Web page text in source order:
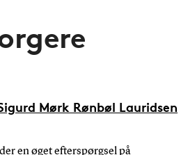
Mørk Rønbøl Lauridsen
en øget efterspørgsel på